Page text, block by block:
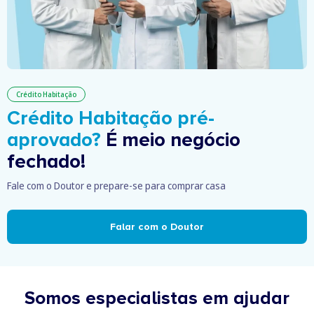
Crédito Habitação
Crédito Habitação pré-
aprovado? É meio negócio
fechado!
Fale com o Doutor e prepare-se para comprar casa
Falar com o Doutor
Somos especialistas em ajudar